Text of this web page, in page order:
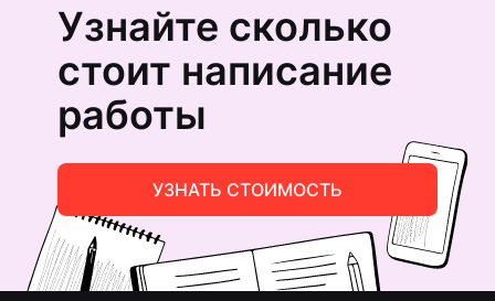
Узнайте сколько
стоит написание
работы
УЗНАТЬ СТОИМОСТЬ